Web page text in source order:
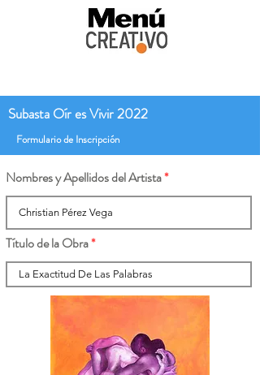
Subasta Oír es Vivir 2022
Formulario de Inscripción
Nombres y Apellidos del Artista
Título de la Obra